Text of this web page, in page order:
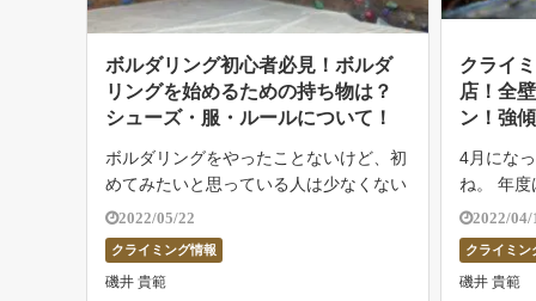
ボルダリング初心者必見！ボルダ
リングを始めるための持ち物は？
シューズ・服・ルールについて！
ボルダリングをやったことないけど、初
めてみたいと思っている人は少なくない
でしょう。 始めるにはどんなものが必
要なのか？、ルールはどんなものなの
か？、気になると思います。いきなりお
店に飛び込むには勇気が必要。 そのた
2022/05/22
クライミング情報
磯井 貴範
クライ
店！全
ン！強
4月にな
ね。 年度
時期でも
タッフが
しまった
ジムの常
2022/04/
クライミン
磯井 貴範